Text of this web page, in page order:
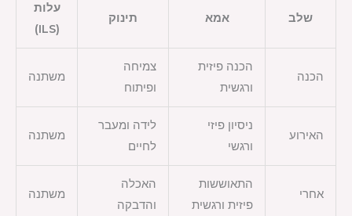
שלב אמא תינוק
עלות
(ILS)
הכנה
הכנה פיזית
ורגשית
צמיחה
ופיתוח
משתנה
האירוע
ניסיון פיזי
ורגשי
לידה ומעבר
לחיים
משתנה
אחרי
התאוששות
פיזית ורגשית
האכלה
והדבקה
משתנה